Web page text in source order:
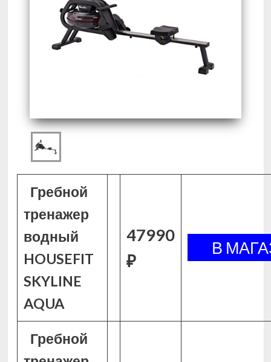
Гребной
тренажер
водный
HOUSEFIT
SKYLINE
AQUA
47990
₽
Гребной